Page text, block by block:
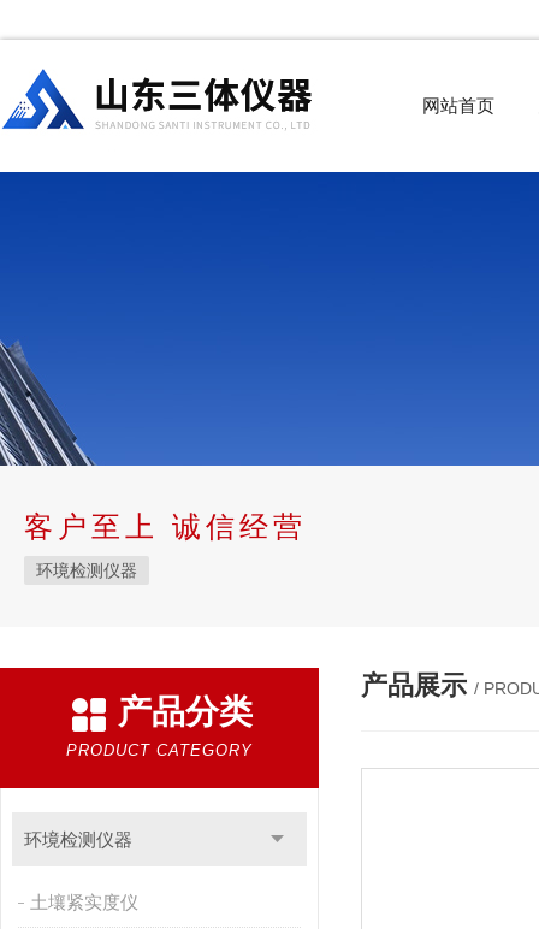
网站首页
客户至上 诚信经营
环境检测仪器
产品分类
PRODUCT CATEGORY
环境检测仪器
土壤紧实度仪
产品展示 /